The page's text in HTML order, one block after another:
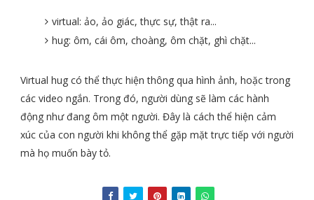
virtual: ảo, ảo giác, thực sự, thật ra...
hug: ôm, cái ôm, choàng, ôm chặt, ghì chặt...
Virtual hug có thể thực hiện thông qua hình ảnh, hoặc trong
các video ngắn. Trong đó, người dùng sẽ làm các hành
động như đang ôm một người. Đây là cách thể hiện cảm
xúc của con người khi không thể gặp mặt trực tiếp với người
mà họ muốn bày tỏ.